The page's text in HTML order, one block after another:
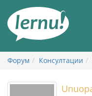
съдържанието
Форум Консултации